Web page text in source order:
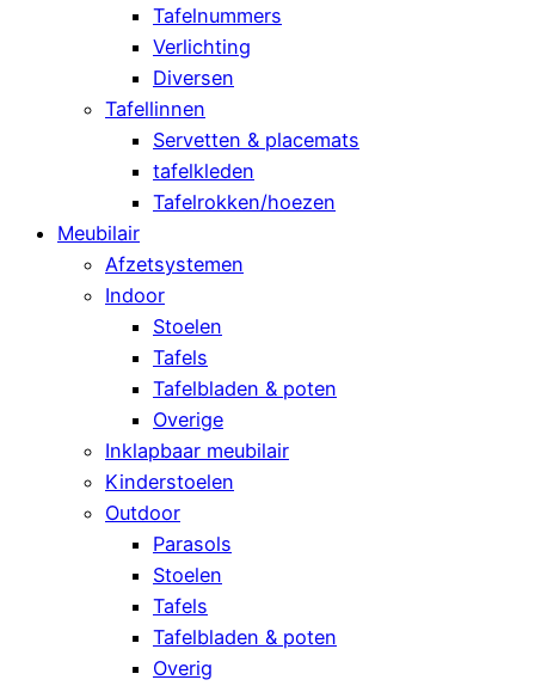
Tafelnummers
Verlichting
Diversen
Tafellinnen
Servetten & placemats
tafelkleden
Tafelrokken/hoezen
Meubilair
Afzetsystemen
Indoor
Stoelen
Tafels
Tafelbladen & poten
Overige
Inklapbaar meubilair
Kinderstoelen
Outdoor
Parasols
Stoelen
Tafels
Tafelbladen & poten
Overig